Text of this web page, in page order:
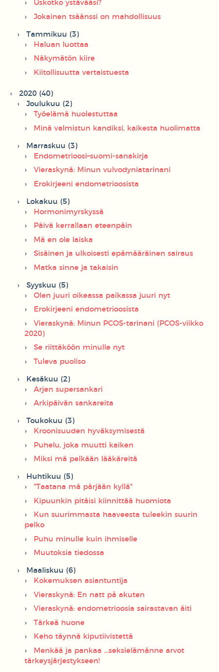
Uskotko ystävääsi?
Jokainen tsäänssi on mahdollisuus
Tammikuu (3)
Haluan luottaa
Näkymätön kiire
Kiitollisuutta vertaistuesta
2020 (40)
Joulukuu (2)
Työelämä huolestuttaa
Minä valmistun kandiksi, kaikesta huolimatta
Marraskuu (3)
Endometrioosi–suomi-sanakirja
Vieraskynä: Minun vulvodyniatarinani
Erokirjeeni endometrioosista
Lokakuu (5)
Hormonimyrskyssä
Päivä kerrallaan eteenpäin
Mä en ole laiska
Sisäinen ja ulkoisesti epämääräinen sairaus
Matka sinne ja takaisin
Syyskuu (5)
Olen juuri oikeassa paikassa juuri nyt
Erokirjeeni endometrioosista
Vieraskynä: Minun PCOS-tarinani (PCOS-viikko
2020)
Se riittäköön minulle nyt
Tuleva puoliso
Kesäkuu (2)
Arjen supersankari
Arkipäivän sankareita
Toukokuu (3)
Kroonisuuden hyväksymisestä
Puhelu, joka muutti kaiken
Miksi mä pelkään lääkäreitä
Huhtikuu (5)
"Taatana mä pärjään kyllä"
Kipuunkin pitäisi kiinnittää huomiota
Kun suurimmasta haaveesta tuleekin suurin
pelko
Puhu minulle kuin ihmiselle
Muutoksia tiedossa
Maaliskuu (6)
Kokemuksen asiantuntija
Vieraskynä: En natt på akuten
Vieraskynä: endometrioosia sairastavan äiti
Tärkeä huone
Keho täynnä kiputiivistettä
Menkää ja pankaa ...seksielämänne arvot
tärkeysjärjestykseen!